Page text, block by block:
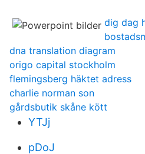
dig dag
dna translation diagram
origo capital stockholm
flemingsberg häktet adress
charlie norman son
gårdsbutik skåne kött
YTJj
pDoJ